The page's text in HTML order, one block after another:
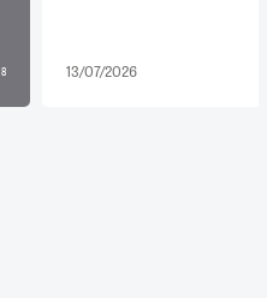
8 13/07/2026